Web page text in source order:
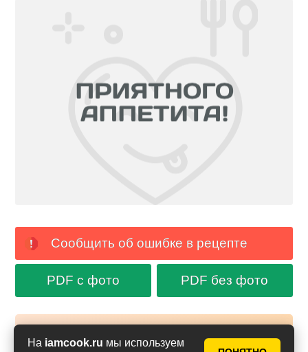
На iamcook.ru мы используем
Сообщить об ошибке в рецепте
PDF с фото PDF без фото
Новые рецепты и кулинарные идеи каждый день в